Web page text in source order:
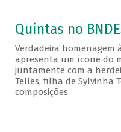
Quintas no
Verdadeira homenagem
apresenta um ícone do
juntamente com a
Telles, filha de Sylvinha
composições.